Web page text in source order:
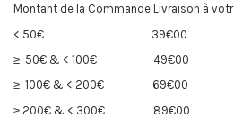
Montant de la Commande Livraison à
< 50€
39€00
≥ 50€ & < 100€
49€00
≥ 100€ & < 200€
69€00
≥ 200€ & < 300€
89€00